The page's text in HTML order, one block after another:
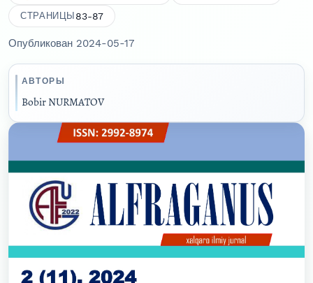
СТРАНИЦЫ 83-87
Опубликован 2024-05-17
АВТОРЫ
Bobir NURMATOV